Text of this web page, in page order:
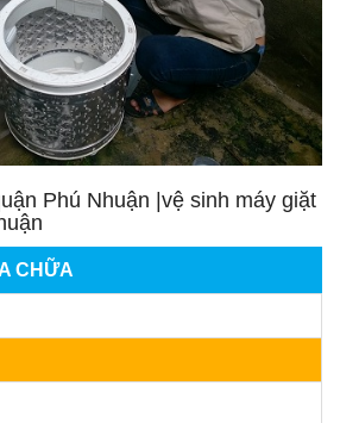
CHỮA
Phú Nhuận |vệ sinh máy giặt